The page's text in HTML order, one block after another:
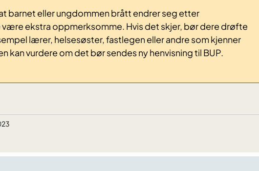
barnet eller ungdommen brått endrer seg etter
være ekstra oppmerksomme. Hvis det skjer, bør dere drøfte
lærer, helsesøster, fastlegen eller andre som kjenner
kan vurdere om det bør sendes ny henvisning til BUP.